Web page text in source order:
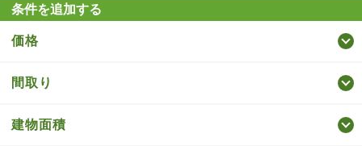
条件を追加する
価格
間取り
建物面積